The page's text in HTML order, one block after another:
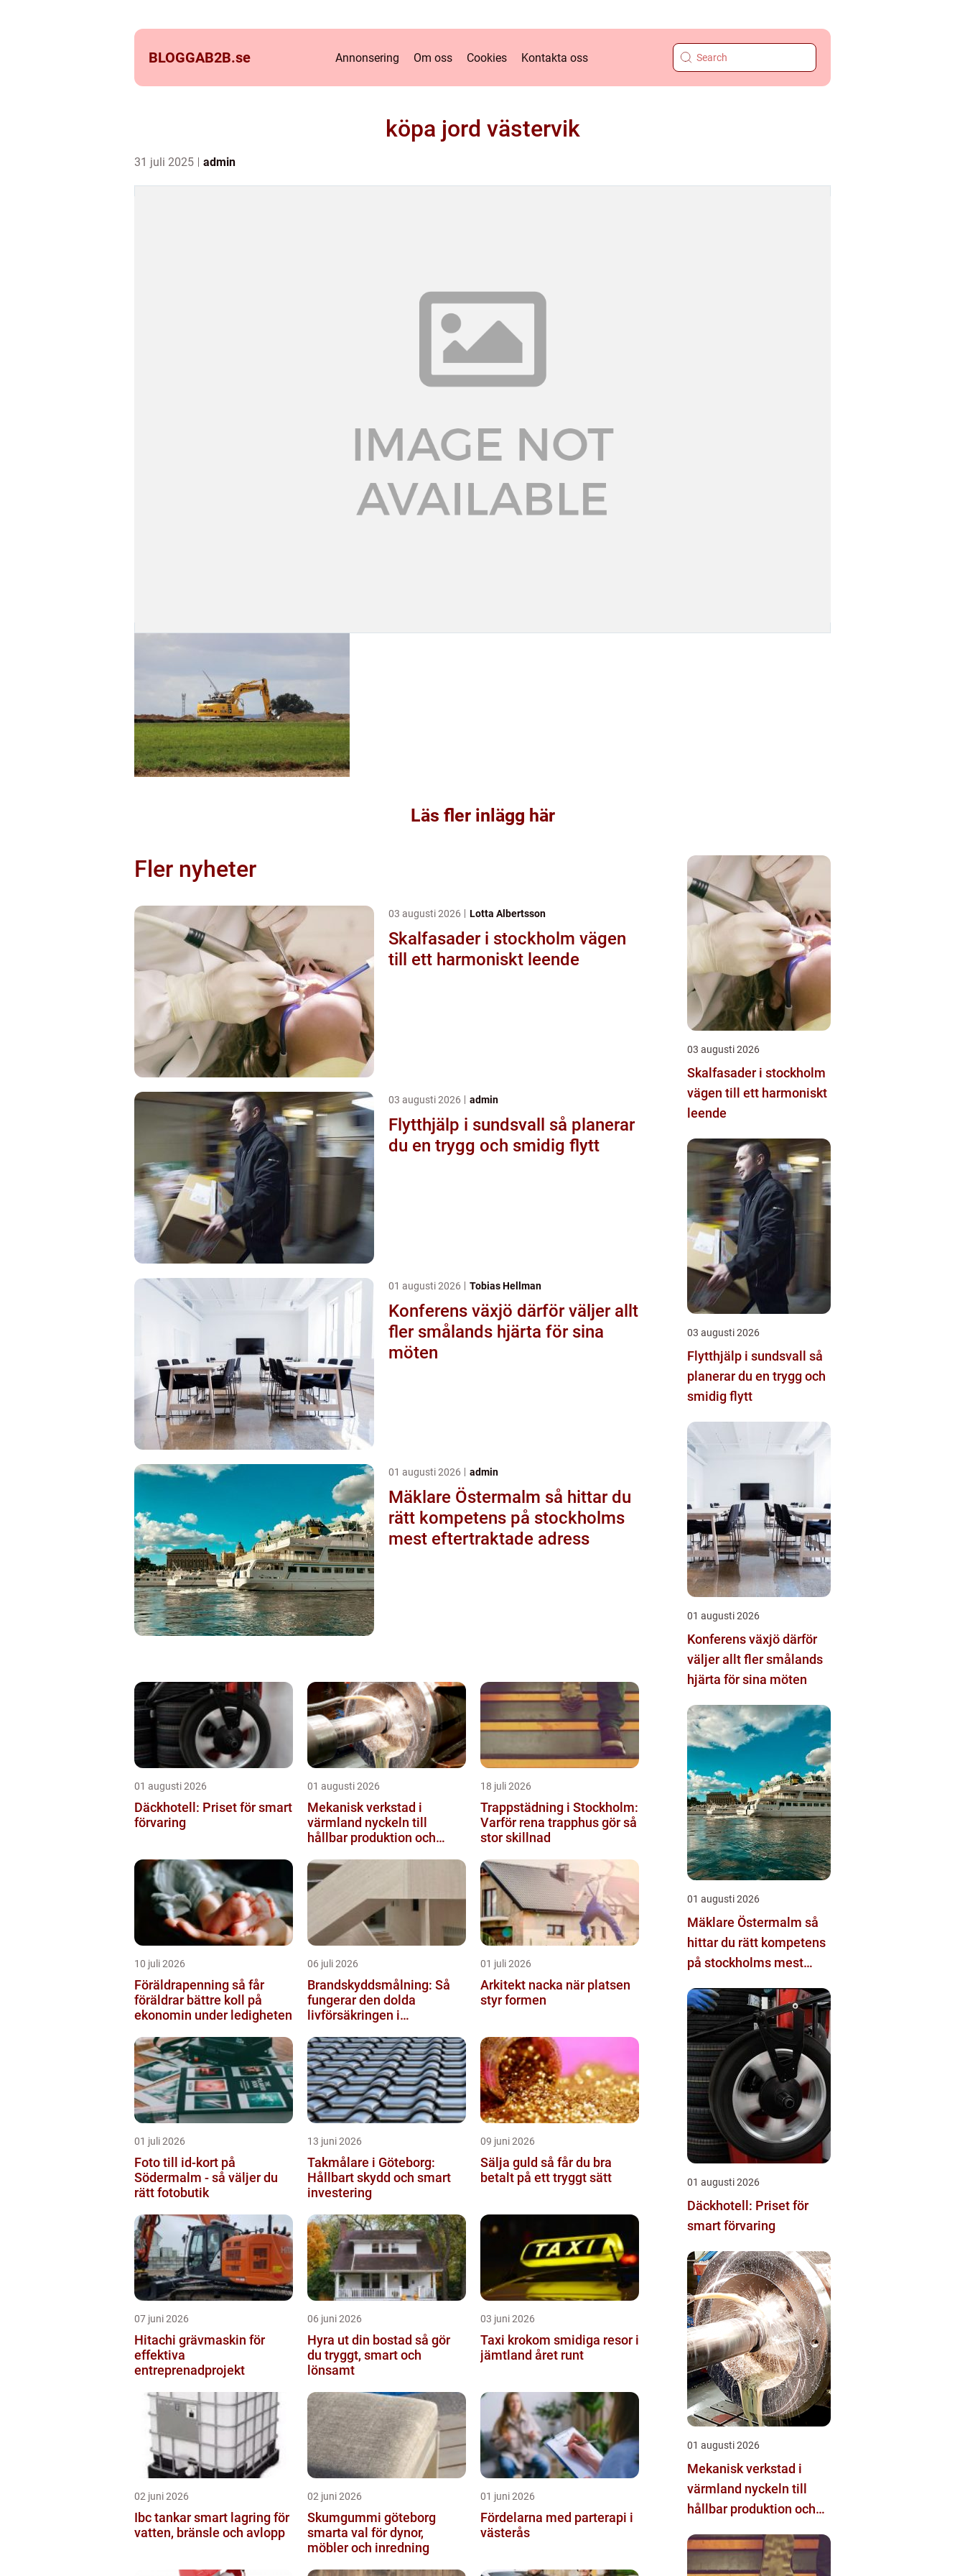
BLOGGAB2B.se Annonsering Om oss Cookies Kontakta oss
köpa jord västervik
31 juli 2025 admin
Läs fler inlägg här
Fler nyheter
03 augusti 2026 Lotta Albertsson
Skalfasader i stockholm vägen
till ett harmoniskt leende
03 augusti 2026 admin
Flytthjälp i sundsvall så planerar
du en trygg och smidig flytt
01 augusti 2026 Tobias Hellman
Konferens växjö därför väljer allt
fler smålands hjärta för sina
möten
01 augusti 2026 admin
Mäklare Östermalm så hittar du
rätt kompetens på stockholms
mest eftertraktade adress
01 augusti 2026
Däckhotell: Priset för smart
förvaring
01 augusti 2026
Mekanisk verkstad i
värmland nyckeln till
hållbar produktion och
18 juli 2026
Trappstädning i Stockholm:
Varför rena trapphus gör så
stor skillnad
10 juli 2026
Föräldrapenning så får
föräldrar bättre koll på
ekonomin under ledigheten
06 juli 2026
Brandskyddsmålning: Så
fungerar den dolda
livförsäkringen i
01 juli 2026
Arkitekt nacka när platsen
styr formen
01 juli 2026
Foto till id-kort på
Södermalm - så väljer du
rätt fotobutik
13 juni 2026
Takmålare i Göteborg:
Hållbart skydd och smart
investering
09 juni 2026
Sälja guld så får du bra
betalt på ett tryggt sätt
07 juni 2026
Hitachi grävmaskin för
effektiva
entreprenadprojekt
06 juni 2026
Hyra ut din bostad så gör
du tryggt, smart och
lönsamt
03 juni 2026
Taxi krokom smidiga resor i
jämtland året runt
02 juni 2026
Ibc tankar smart lagring för
vatten, bränsle och avlopp
02 juni 2026
Skumgummi göteborg
smarta val för dynor,
möbler och inredning
01 juni 2026
Fördelarna med parterapi i
västerås
03 augusti 2026
Skalfasader i stockholm
vägen till ett harmoniskt
leende
03 augusti 2026
Flytthjälp i sundsvall så
planerar du en trygg och
smidig flytt
01 augusti 2026
Konferens växjö därför
väljer allt fler smålands
hjärta för sina möten
01 augusti 2026
Mäklare Östermalm så
hittar du rätt kompetens
på stockholms mest
01 augusti 2026
Däckhotell: Priset för
smart förvaring
01 augusti 2026
Mekanisk verkstad i
värmland nyckeln till
hållbar produktion och